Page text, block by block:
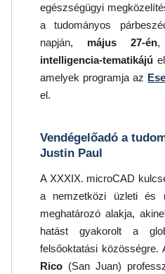
egészségügyi
a tudományos
napján, május 27-én,
intelligencia-tematikájú
amelyek programja az
el.
Vendégelőadó a
Justin Paul
A XXXIX. microCAD
a nemzetközi üzleti és
meghatározó alakja,
hatást gyakorolt a
felsőoktatási közösségre.
Rico (San Juan)